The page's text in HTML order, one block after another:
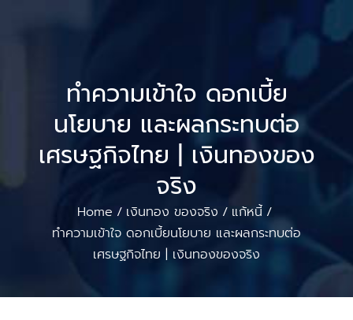
ทำความเข้าใจ ดอกเบี้ย
นโยบาย และผลกระทบต่อ
เศรษฐกิจไทย | เงินทองของ
จริง
Home / เงินทอง ของจริง / แก้หนี้ /
ทำความเข้าใจ ดอกเบี้ยนโยบาย และผลกระทบต่อ
เศรษฐกิจไทย | เงินทองของจริง